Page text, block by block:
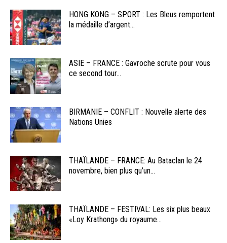
HONG KONG – SPORT : Les Bleus remportent
la médaille d’argent...
ASIE – FRANCE : Gavroche scrute pour vous
ce second tour...
BIRMANIE – CONFLIT : Nouvelle alerte des
Nations Unies
THAÏLANDE – FRANCE: Au Bataclan le 24
novembre, bien plus qu’un...
THAÏLANDE – FESTIVAL: Les six plus beaux
«Loy Krathong» du royaume...